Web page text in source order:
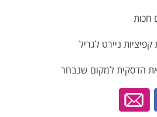
חכות
ניירט לגריל
את הדסקית למקום שנבחר